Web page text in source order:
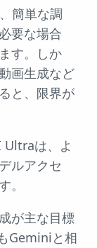
簡単な調
要な場合
す。しか
画生成など
と、限界が
は、よ
ルアクセ
。
が主な目標
Geminiと相